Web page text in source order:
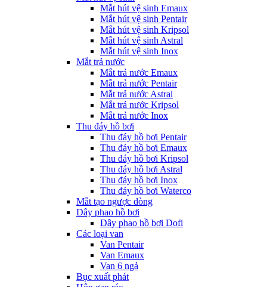
Mắt hút vệ sinh Emaux
Mắt hút vệ sinh Pentair
Mắt hút vệ sinh Kripsol
Mắt hút vệ sinh Astral
Mắt hút vệ sinh Inox
Mắt trả nước
Mắt trả nước Emaux
Mắt trả nước Pentair
Mắt trả nước Astral
Mắt trả nước Kripsol
Mắt trả nước Inox
Thu đáy hồ bơi
Thu đáy hồ bơi Pentair
Thu đáy hồ bơi Emaux
Thu đáy hồ bơi Kripsol
Thu đáy hồ bơi Astral
Thu đáy hồ bơi Inox
Thu đáy hồ bơi Waterco
Mắt tạo ngược dòng
Dây phao hồ bơi
Dây phao hồ bơi Dofi
Các loại van
Van Pentair
Van Emaux
Van 6 ngả
Bục xuất phát